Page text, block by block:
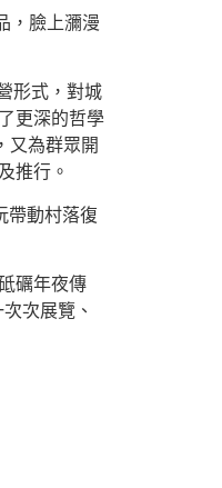
，臉上瀰漫
形式，對城
更深的哲學
又為群眾開
推行。
帶動村落復
礪年夜傳
次展覽、